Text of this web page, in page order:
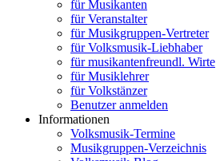
für Musikanten
für Veranstalter
für Musikgruppen-Vertreter
für Volksmusik-Liebhaber
für musikantenfreundl. Wirte
für Musiklehrer
für Volkstänzer
Benutzer anmelden
Informationen
Volksmusik-Termine
Musikgruppen-Verzeichnis